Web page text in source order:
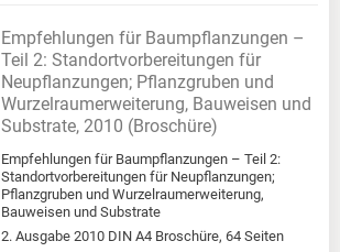
Empfehlungen für Baumpflanzungen –
Teil 2: Standortvorbereitungen für
Neupflanzungen; Pflanzgruben und
Wurzelraumerweiterung, Bauweisen und
Substrate, 2010 (Broschüre)
Empfehlungen für Baumpflanzungen – Teil 2:
Standortvorbereitungen für Neupflanzungen;
Pflanzgruben und Wurzelraumerweiterung,
Bauweisen und Substrate
2. Ausgabe 2010 DIN A4 Broschüre, 64 Seiten